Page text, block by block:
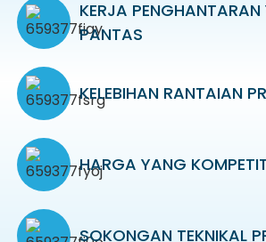
KERJA PENGHANTARAN
PANTAS
KELEBIHAN RANTAIAN
HARGA YANG
SOKONGAN TEKNIKAL